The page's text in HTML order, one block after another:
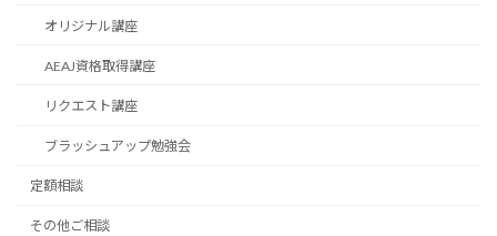
オリジナル講座
AEAJ資格取得講座
リクエスト講座
ブラッシュアップ勉強会
定額相談
その他ご相談